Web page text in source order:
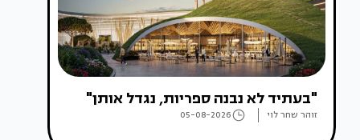
"בעתיד לא נבנה ספריות, נגדל אותן"
זוהר שחר לוי 05-08-2026